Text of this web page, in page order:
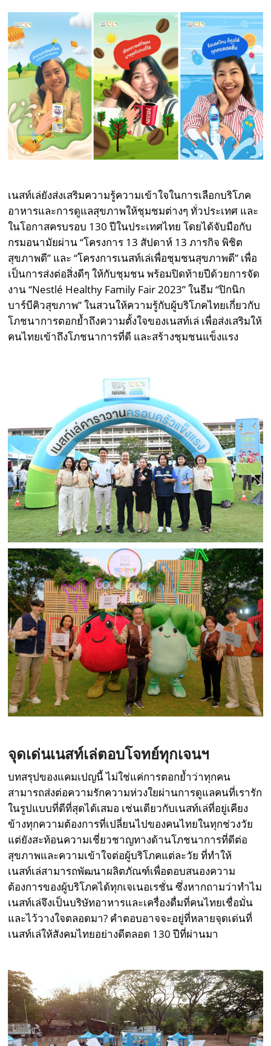
เนสท์เล่ยังส่งเสริมความรู้ความเข้าใจในการเลือกบริโภค
อาหารและการดูแลสุขภาพให้ชุมชมต่างๆ ทั่วประเทศ และ
ในโอกาสครบรอบ 130 ปีในประเทศไทย โดยได้จับมือกับ
กรมอนามัยผ่าน “โครงการ 13 สัปดาห์ 13 ภารกิจ พิชิต
สุขภาพดี” และ “โครงการเนสท์เล่เพื่อชุมชนสุขภาพดี” เพื่อ
เป็นการส่งต่อสิ่งดีๆ ให้กับชุมชน พร้อมปิดท้ายปีด้วยการจัด
งาน “Nestlé Healthy Family Fair 2023” ในธีม “ปิกนิก
บาร์บีคิวสุขภาพ” ในสวนให้ความรู้กับผู้บริโภคไทยเกี่ยวกับ
โภชนาการตอกย้ำถึงความตั้งใจของเนสท์เล่ เพื่อส่งเสริมให้
คนไทยเข้าถึงโภชนาการที่ดี และสร้างชุมชนแข็งแรง
จุดเด่นเนสท์เล่ตอบโจทย์ทุกเจนฯ
บทสรุปของแคมเปญนี้ ไม่ใช่แค่การตอกย้ำว่าทุกคน
สามารถส่งต่อความรักความห่วงใยผ่านการดูแลคนที่เรารัก
ในรูปแบบที่ดีที่สุดได้เสมอ เช่นเดียวกับเนสท์เล่ที่อยู่เคียง
ข้างทุกความต้องการที่เปลี่ยนไปของคนไทยในทุกช่วงวัย
แต่ยังสะท้อนความเชี่ยวชาญทางด้านโภชนาการที่ดีต่อ
สุขภาพและความเข้าใจต่อผู้บริโภคแต่ละวัย ที่ทำให้
เนสท์เล่สามารถพัฒนาผลิตภัณฑ์เพื่อตอบสนองความ
ต้องการของผู้บริโภคได้ทุกเจเนอเรชั่น ซึ่งหากถามว่าทำไม
เนสท์เล่จึงเป็นบริษัทอาหารและเครื่องดื่มที่คนไทยเชื่อมั่น
และไว้วางใจตลอดมา? คำตอบอาจจะอยู่ที่หลายจุดเด่นที่
เนสท์เล่ให้สังคมไทยอย่างดีตลอด 130 ปีที่ผ่านมา